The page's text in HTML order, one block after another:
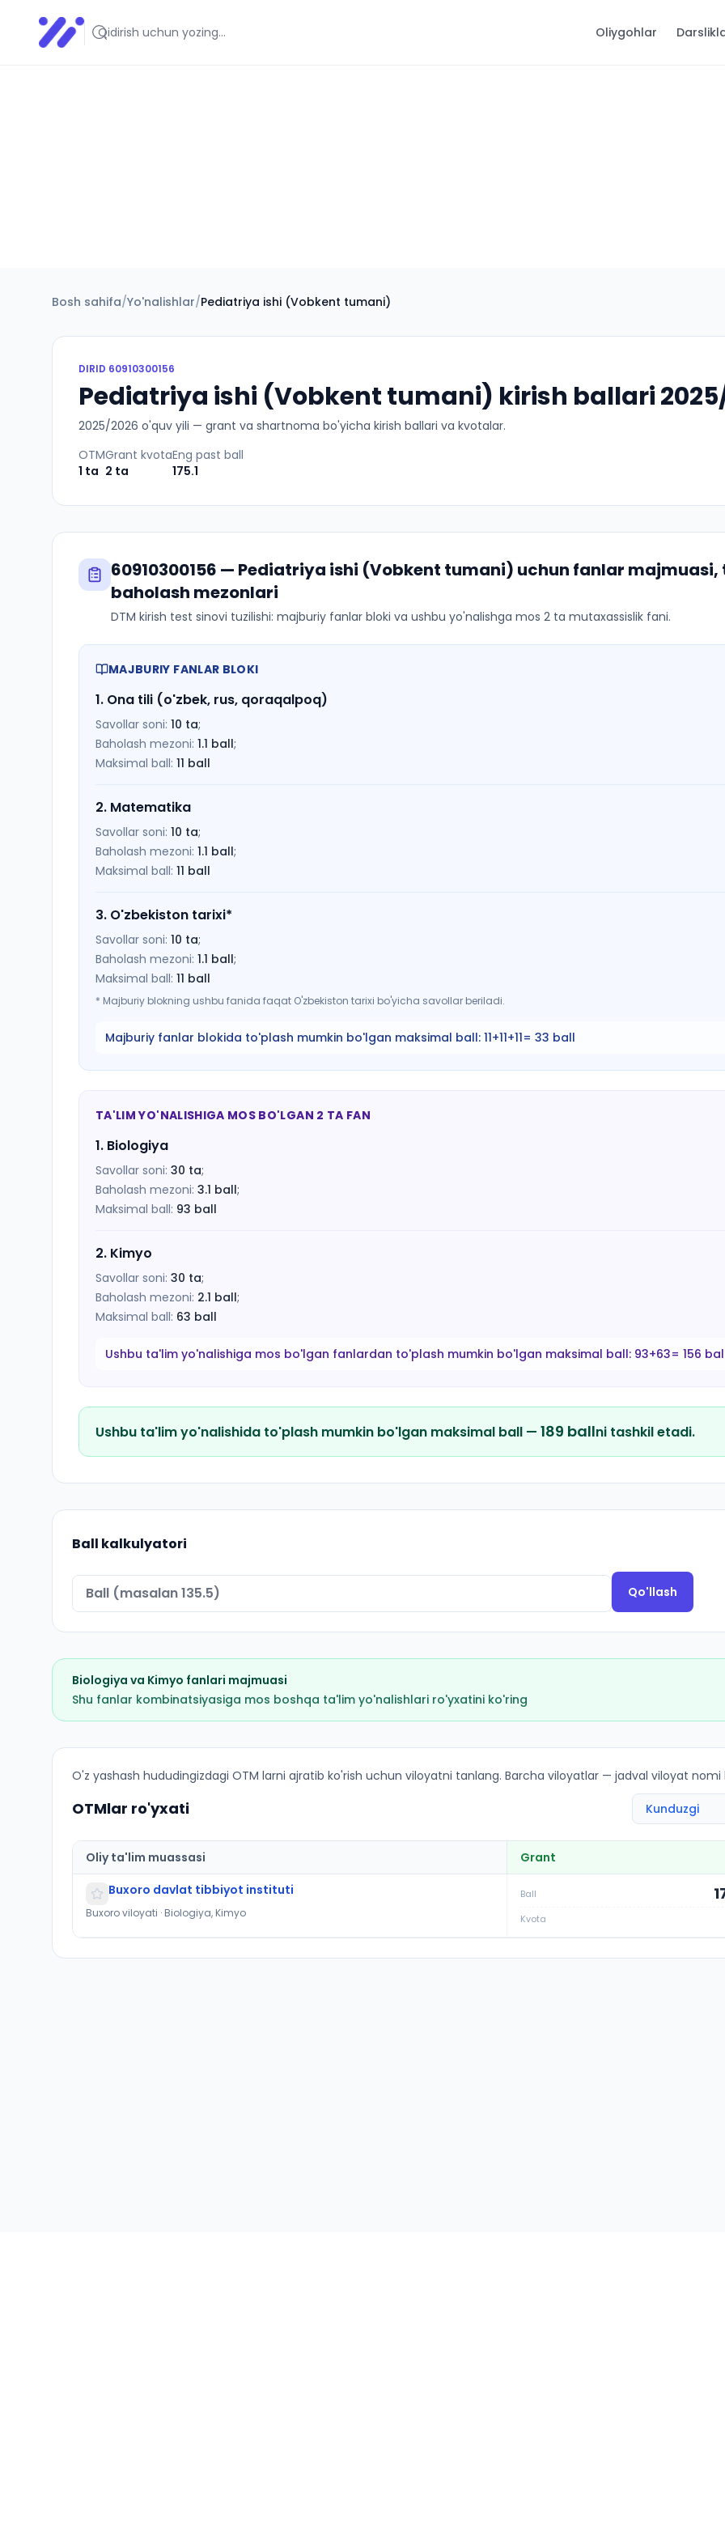
Infoedu
Ta&#039;lim xabarlari va yangiliklari Oliygohlar
Bosh sahifa/Yo'nalishlar/Pediatriya ishi (Vobkent tumani)
DIRID 60910300156
Pediatriya ishi (Vobkent tumani) kirish ballari
2025/2026 o'quv yili — grant va shartnoma bo'yicha kirish ballari va kvotalar.
OTM
1 ta
Grant kvota
2 ta
Eng past ball
175.1
60910300156 — Pediatriya ishi (Vobkent tumani) uchun fanlar
baholash mezonlari
DTM kirish test sinovi tuzilishi: majburiy fanlar bloki va ushbu yo'nalishga mos 2 ta mutaxassislik fani.
MAJBURIY FANLAR BLOKI
1. Ona tili (o'zbek, rus, qoraqalpoq)
Savollar soni: 10 ta;
Baholash mezoni: 1.1 ball;
Maksimal ball: 11 ball
2. Matematika
Savollar soni: 10 ta;
Baholash mezoni: 1.1 ball;
Maksimal ball: 11 ball
3. O'zbekiston tarixi*
Savollar soni: 10 ta;
Baholash mezoni: 1.1 ball;
Maksimal ball: 11 ball
* Majburiy blokning ushbu fanida faqat O'zbekiston tarixi bo'yicha savollar beriladi.
Majburiy fanlar blokida to'plash mumkin bo'lgan maksimal ball: 11+11+11= 33 ball
TA'LIM YO'NALISHIGA MOS BO'LGAN 2 TA FAN
1. Biologiya
Savollar soni: 30 ta;
Baholash mezoni: 3.1 ball;
Maksimal ball: 93 ball
2. Kimyo
Savollar soni: 30 ta;
Baholash mezoni: 2.1 ball;
Maksimal ball: 63 ball
Ushbu ta'lim yo'nalishiga mos bo'lgan fanlardan to'plash mumkin bo'lgan maksimal ball: 93+63= 156
Ushbu ta'lim yo'nalishida to'plash mumkin bo'lgan maksimal ball — 189 ballni tashkil etadi.
Ball kalkulyatori
Qo'llash
Biologiya va Kimyo fanlari majmuasi
Shu fanlar kombinatsiyasiga mos boshqa ta'lim yo'nalishlari ro'yxatini ko'ring
Pediatriya ishi (Vobkent tumani): OTM lar bo'yicha kirish ballari va kvotalar
O'z yashash hududingizdagi OTM larni ajratib ko'rish uchun viloyatni tanlang. Barcha viloyatlar — jadval viloyat
OTMlar ro'yxati
Oliy ta'lim muassasi
Grant
Buxoro davlat tibbiyot instituti
Buxoro viloyati · Biologiya, Kimyo
Ball
Kvota